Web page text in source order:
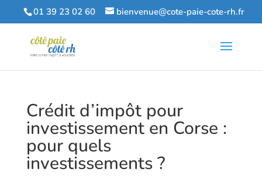
01 39 23 02 60 bienvenue@cote-paie-cote-rh.fr
Crédit d’impôt pour
investissement en Corse :
pour quels
investissements ?